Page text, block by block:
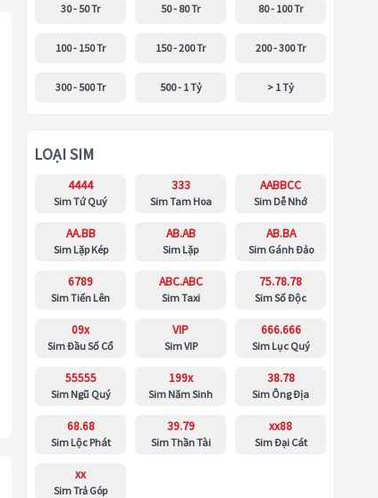
30 - 50 Tr 50 - 80 Tr 80 - 100 Tr
100 - 150 Tr 150 - 200 Tr 200 - 300 Tr
300 - 500 Tr 500 - 1 Tỷ > 1 Tỷ
LOẠI SIM
4444
Sim Tứ Quý
333
Sim Tam Hoa
AABBCC
Sim Dễ Nhớ
AA.BB
Sim Lặp Kép
AB.AB
Sim Lặp
AB.BA
Sim Gánh Đảo
6789
Sim Tiến Lên
ABC.ABC
Sim Taxi
75.78.78
Sim Số Độc
09x
Sim Đầu Số Cổ
VIP
Sim VIP
666.666
Sim Lục Quý
55555
Sim Ngũ Quý
199x
Sim Năm Sinh
38.78
Sim Ông Địa
68.68
Sim Lộc Phát
39.79
Sim Thần Tài
xx88
Sim Đại Cát
xx
Sim Trả Góp